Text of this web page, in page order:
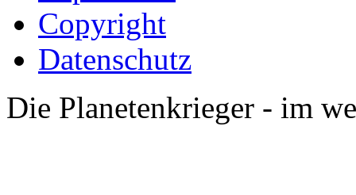
Copyright
Datenschutz
Die Planetenkrieger - im